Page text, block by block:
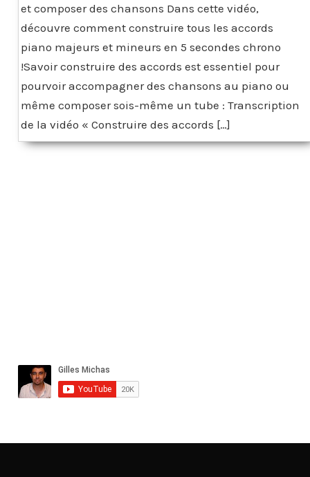
et composer des chansons Dans cette vidéo,
découvre comment construire tous les accords
piano majeurs et mineurs en 5 secondes chrono
!Savoir construire des accords est essentiel pour
pourvoir accompagner des chansons au piano ou
même composer sois-même un tube : Transcription
de la vidéo « Construire des accords […]